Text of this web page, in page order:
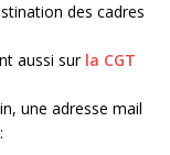
des cadres
aussi surla CGT
une adresse mail